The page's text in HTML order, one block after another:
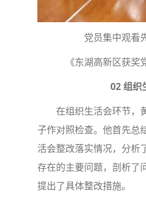
党员集中观看
《东湖高新区获奖
02 组织
在组织生活会环节，
子作对照检查。他首先总
活会整改落实情况，分析
存在的主要问题，剖析了
提出了具体整改措施。